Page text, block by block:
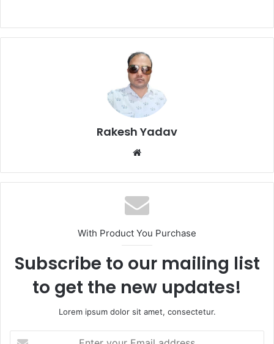
Rakesh Yadav
b
s
i
e
With Product You Purchase
Subscribe to our mailing list
to get the new updates!
Lorem ipsum dolor sit amet, consectetur.